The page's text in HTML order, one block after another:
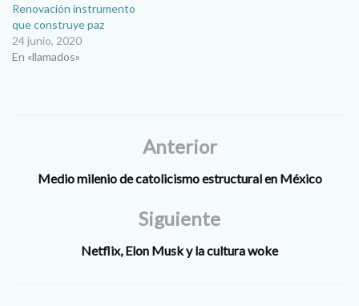
Renovación instrumento
que construye paz
24 junio, 2020
En «llamados»
Anterior
Medio milenio de catolicismo estructural en México
Siguiente
Netflix, Elon Musk y la cultura woke